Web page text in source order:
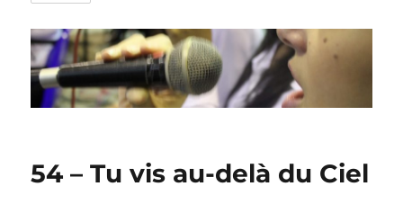
54 – Tu vis au-delà du Ciel